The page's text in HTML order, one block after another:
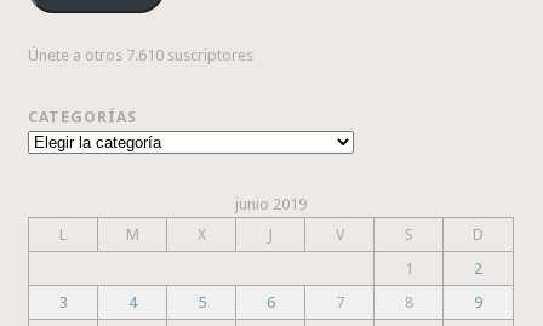
Únete a otros 7.610 suscriptores
CATEGORÍAS
Categorías
junio 2019
L
M X J V S
D
1
2
3
4 5 6 7 8
9